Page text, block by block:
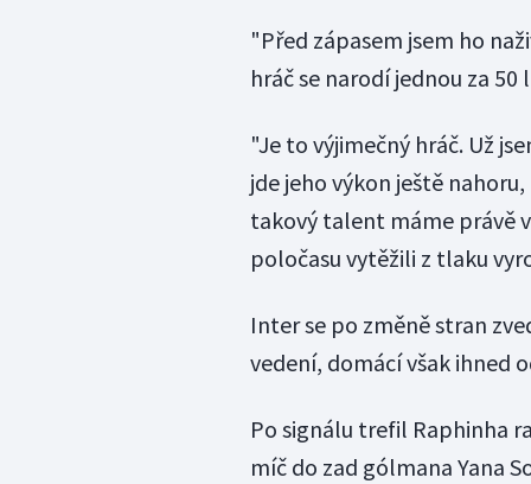
"Před zápasem jsem ho
hráč se narodí jednou za
"Je to výjimečný hráč. Už
jde jeho výkon ještě
takový talent máme právě
poločasu vytěžili z tlaku
Inter se po změně stran
vedení, domácí však ihned
Po signálu trefil Raphinha
míč do zad gólmana Yana